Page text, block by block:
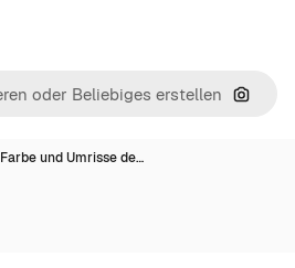
Nach
Farbe und Umrisse de…